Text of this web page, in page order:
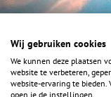
F
a
c
I
n
s
Y
o
u
Wij gebruiken cookies
We kunnen deze plaatsen
website te verbeteren,
website-ervaring te bieden.
open je de instellingen.